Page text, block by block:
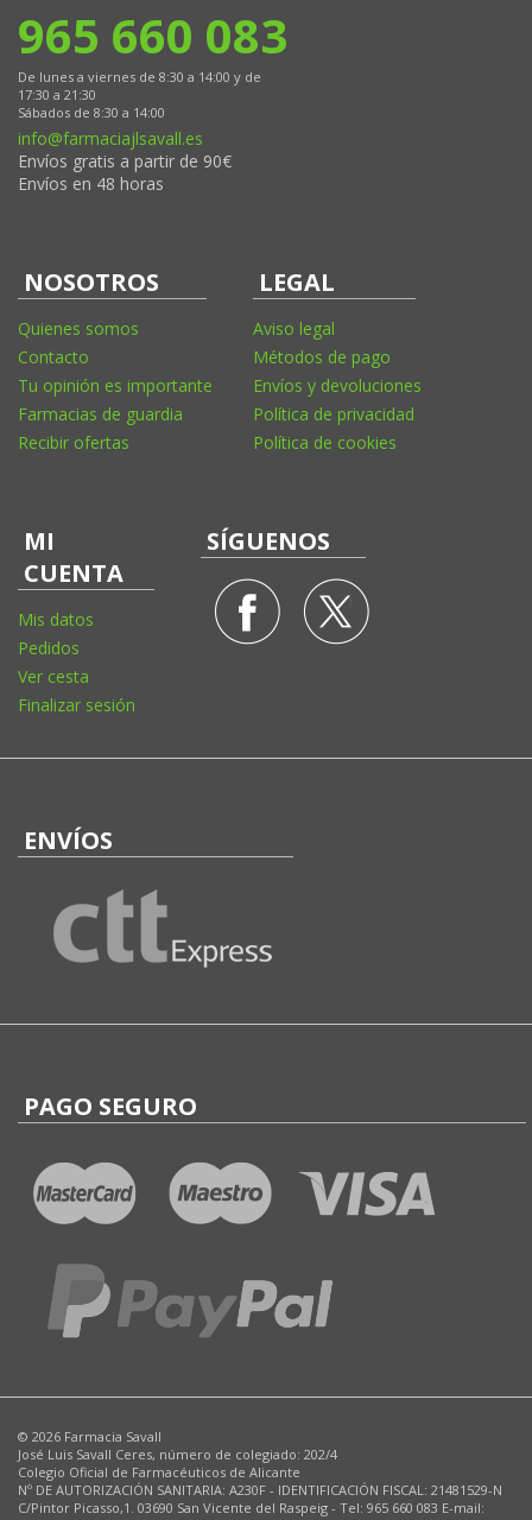
965 660 083
De lunes a viernes de 8:30 a 14:00 y de
17:30 a 21:30
Sábados de 8:30 a 14:00
info@farmaciajlsavall.es
Envíos gratis a partir de 90€
Envíos en 48 horas
NOSOTROS
Quienes somos
Contacto
Tu opinión es importante
Farmacias de guardia
Recibir ofertas
LEGAL
Aviso legal
Métodos de pago
Envíos y devoluciones
Política de privacidad
Política de cookies
MI
CUENTA
Mis datos
Pedidos
Ver cesta
Finalizar sesión
SÍGUENOS
ENVÍOS
PAGO SEGURO
© 2026 Farmacia Savall
José Luis Savall Ceres, número de colegiado: 202/4
Colegio Oficial de Farmacéuticos de Alicante
Nº DE AUTORIZACIÓN SANITARIA: A230F - IDENTIFICACIÓN FISCAL: 21481529-N
C/Pintor Picasso,1. 03690 San Vicente del Raspeig - Tel: 965 660 083 E-mail: